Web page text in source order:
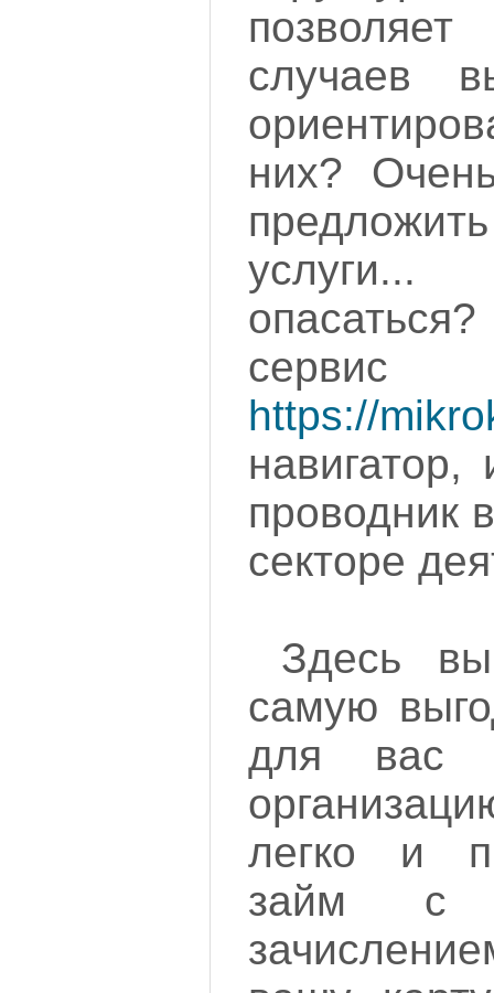
случаев
них?
https://
проводник
секторе
Здесь
самую
для вас
легко и
займ с